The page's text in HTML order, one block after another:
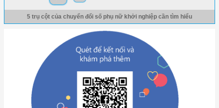
5 trụ cột của chuyển đổi số phụ nữ khởi nghiệp cần tìm hiểu